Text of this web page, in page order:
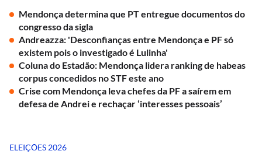
Mendonça determina que PT entregue documentos do
congresso da sigla
Andreazza: 'Desconfianças entre Mendonça e PF só
existem pois o investigado é Lulinha'
Coluna do Estadão: Mendonça lidera ranking de habeas
corpus concedidos no STF este ano
Crise com Mendonça leva chefes da PF a saírem em
defesa de Andrei e rechaçar ‘interesses pessoais’
ELEIÇÕES 2026